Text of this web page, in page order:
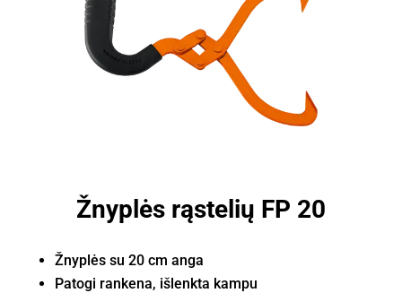
Žnyplės rąstelių FP 20
Žnyplės su 20 cm anga
Patogi rankena, išlenkta kampu